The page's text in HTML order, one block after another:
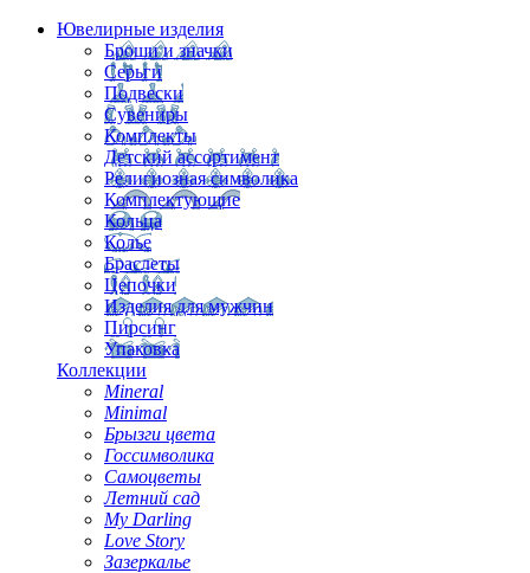
Ювелирные изделия
Броши и значки
Серьги
Подвески
Сувениры
Комплекты
Детский ассортимент
Религиозная символика
Комплектующие
Кольца
Колье
Браслеты
Цепочки
Изделия для мужчин
Пирсинг
Упаковка
Коллекции
Mineral
Minimal
Брызги цвета
Госсимволика
Самоцветы
Летний сад
My Darling
Love Story
Зазеркалье